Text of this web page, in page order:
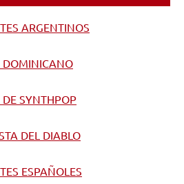
ARGENTINOS
DOMINICANO
SYNTHPOP
DEL DIABLO
ESPAÑOLES